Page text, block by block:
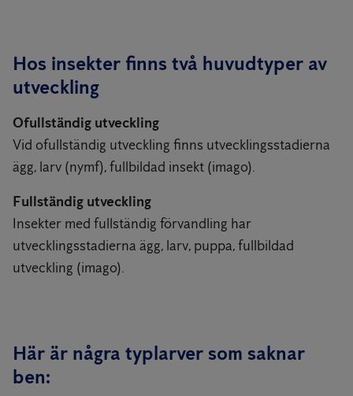
Hos insekter finns två huvudtyper av
utveckling
Ofullständig utveckling
Vid ofullständig utveckling finns utvecklingsstadierna
ägg, larv (nymf), fullbildad insekt (imago).
Fullständig utveckling
Insekter med fullständig förvandling har
utvecklingsstadierna ägg, larv, puppa, fullbildad
utveckling (imago).
Här är några typlarver som saknar
ben: